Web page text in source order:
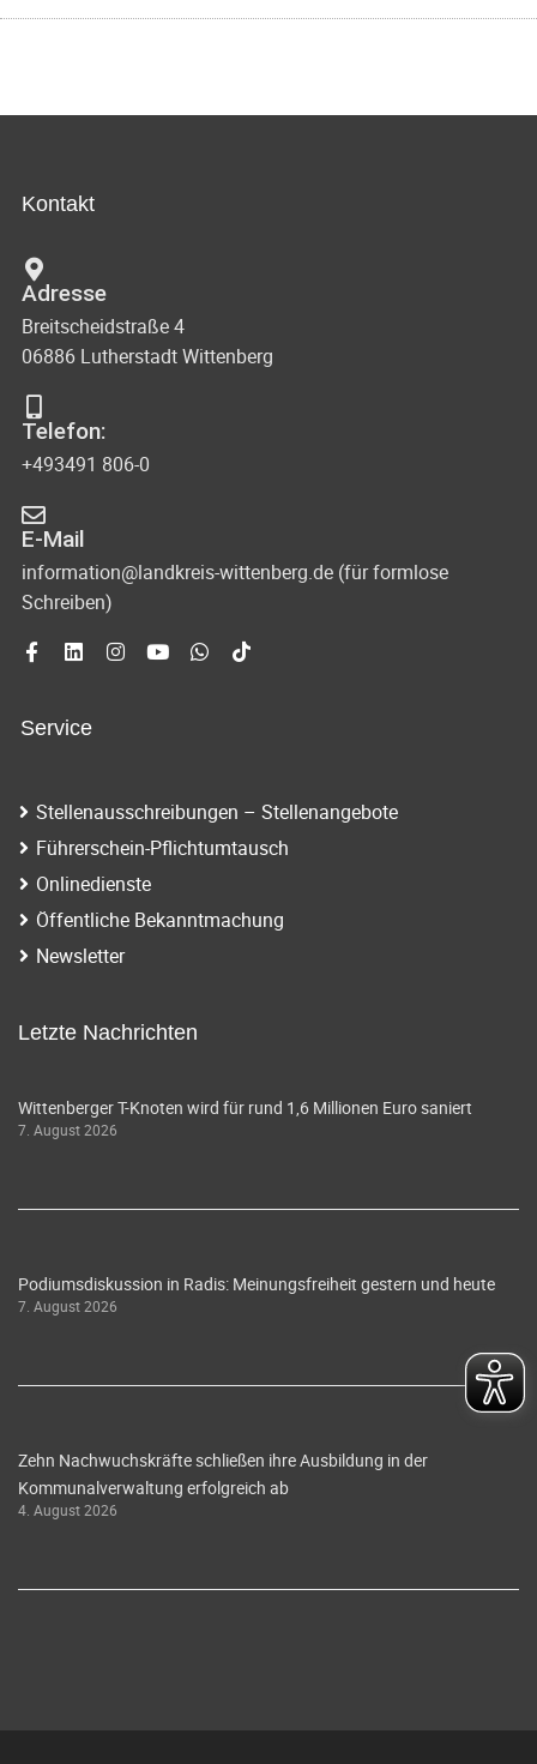
Kontakt
Adresse
Breitscheidstraße 4
06886 Lutherstadt Wittenberg
Telefon:
+493491 806-0
E-Mail
information@landkreis-wittenberg.de (für formlose
Schreiben)
Service
Stellenausschreibungen – Stellenangebote
Führerschein-Pflichtumtausch
Onlinedienste
Öffentliche Bekanntmachung
Newsletter
Letzte Nachrichten
Wittenberger T-Knoten wird für rund 1,6 Millionen Euro saniert
7. August 2026
Podiumsdiskussion in Radis: Meinungsfreiheit gestern und heute
7. August 2026
Zehn Nachwuchskräfte schließen ihre Ausbildung in der
Kommunalverwaltung erfolgreich ab
4. August 2026